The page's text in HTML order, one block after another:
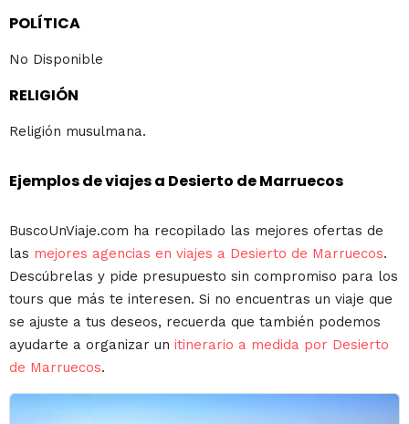
POLÍTICA
No Disponible
RELIGIÓN
Religión musulmana.
Ejemplos de viajes a Desierto de Marruecos
BuscoUnViaje.com ha recopilado las mejores ofertas de
las mejores agencias en viajes a Desierto de Marruecos.
Descúbrelas y pide presupuesto sin compromiso para los
tours que más te interesen. Si no encuentras un viaje que
se ajuste a tus deseos, recuerda que también podemos
ayudarte a organizar un itinerario a medida por Desierto
de Marruecos.